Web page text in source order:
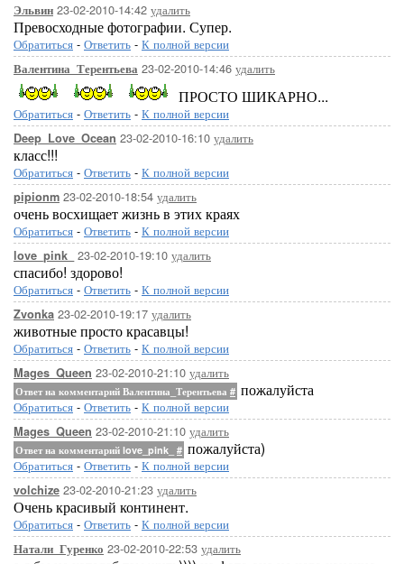
Эльвин 23-02-2010-14:42 удалить
Превосходные фотографии. Супер.
Обратиться - Ответить - К полной версии
Валентина_Терентьева 23-02-2010-14:46 удалить
ПРОСТО ШИКАРНО...
Обратиться - Ответить - К полной версии
Deep_Love_Ocean 23-02-2010-16:10 удалить
класс!!!
Обратиться - Ответить - К полной версии
pipionm 23-02-2010-18:54 удалить
очень восхищает жизнь в этих краях
Обратиться - Ответить - К полной версии
love_pink_ 23-02-2010-19:10 удалить
спасибо! здорово!
Обратиться - Ответить - К полной версии
Zvonka 23-02-2010-19:17 удалить
животные просто красавцы!
Обратиться - Ответить - К полной версии
Mages_Queen 23-02-2010-21:10 удалить
Ответ на комментарий Валентина_Терентьева # пожалуйста
Обратиться - Ответить - К полной версии
Mages_Queen 23-02-2010-21:10 удалить
Ответ на комментарий love_pink_ # пожалуйста)
Обратиться - Ответить - К полной версии
volchize 23-02-2010-21:23 удалить
Очень красивый континент.
Обратиться - Ответить - К полной версии
Натали_Гуренко 23-02-2010-22:53 удалить